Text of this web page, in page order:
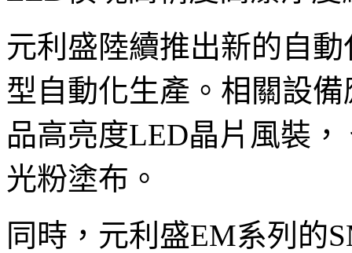
元利盛陸續推出新的自
型自動化生產。相關設
品高亮度LED晶片風裝
光粉塗布。
同時，元利盛EM系列的